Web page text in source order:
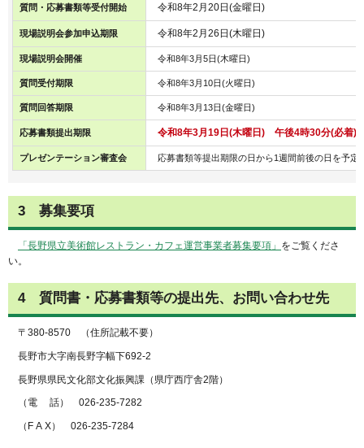
質問・応募書類等受付開始 令和8年2月20日(金曜日)
現場説明会参加申込期限 令和8年2月26日(木曜日)
現場説明会開催 令和8年3月5日(木曜日)
質問受付期限 令和8年3月10日(火曜日)
質問回答期限 令和8年3月13日(金曜日)
応募書類提出期限 令和8年3月19日(木曜日) 午後4時30分(必着)
プレゼンテーション審査会 応募書類等提出期限の日から1週間前後の日を予
3 募集要項
「長野県立美術館レストラン・カフェ運営事業者募集要項」 をご覧くださ
い。
4 質問書・応募書類等の提出先、お問い合わせ先
〒380-8570 （住所記載不要）
長野市大字南長野字幅下692-2
長野県県民文化部文化振興課（県庁西庁舎2階）
（電 話） 026-235-7282
（F A X） 026-235-7284